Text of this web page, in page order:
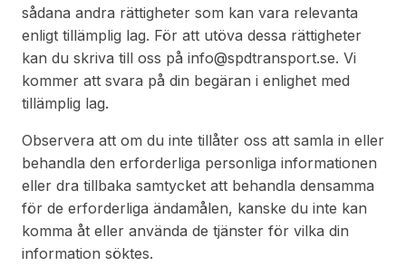
sådana andra rättigheter som kan vara relevanta
enligt tillämplig lag. För att utöva dessa rättigheter
kan du skriva till oss på info@spdtransport.se. Vi
kommer att svara på din begäran i enlighet med
tillämplig lag.
Observera att om du inte tillåter oss att samla in eller
behandla den erforderliga personliga informationen
eller dra tillbaka samtycket att behandla densamma
för de erforderliga ändamålen, kanske du inte kan
komma åt eller använda de tjänster för vilka din
information söktes.